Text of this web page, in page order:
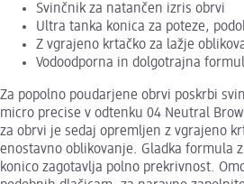
Svinčnik za natančen izris obrvi
Ultra tanka konica za poteze,
Z vgrajeno krtačko za lažje
Vodoodporna in dolgotrajna
Za popolno poudarjene obrvi poskrbi
micro precise v odtenku 04 Neutral
za obrvi je sedaj opremljen z vgrajeno
enostavno oblikovanje. Gladka formula
konico zagotavlja polno prekrivnost.